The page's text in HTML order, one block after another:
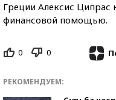
Греции Алексис Ципрас
финансовой помощью.
0 0
РЕКОМЕНДУЕМ: